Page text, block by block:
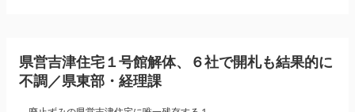
県営吉津住宅１号館解体、６社で開札も結果的に
不調／県東部・経理課